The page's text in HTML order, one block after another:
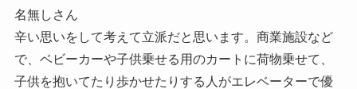
名無しさん
辛い思いをして考えて立派だと思います。商業施設など
で、ベビーカーや子供乗せる用のカートに荷物乗せて、
子供を抱いてたり歩かせたりする人がエレベーターで優